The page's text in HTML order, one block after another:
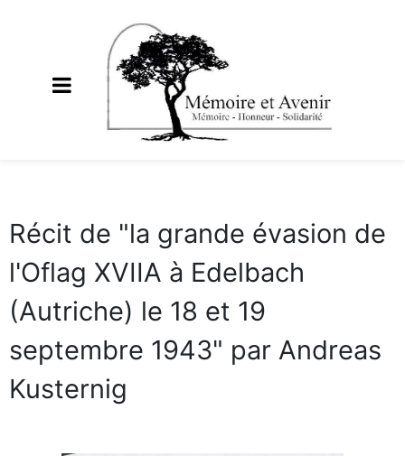
Récit de "la grande évasion de
l'Oflag XVIIA à Edelbach
(Autriche) le 18 et 19
septembre 1943" par Andreas
Kusternig